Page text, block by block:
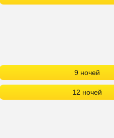
9 ночей
12 ночей